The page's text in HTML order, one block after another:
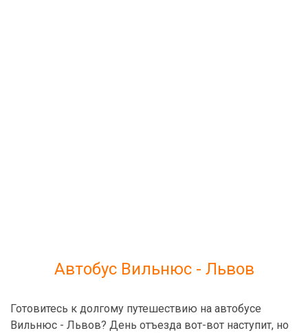
Автобус Вильнюс - Львов
Готовитесь к долгому путешествию на автобусе
Вильнюс - Львов? День отъезда вот-вот наступит, но